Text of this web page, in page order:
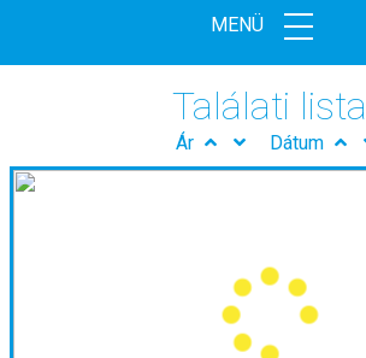
MENÜ
Találati lista
Ár Dátum